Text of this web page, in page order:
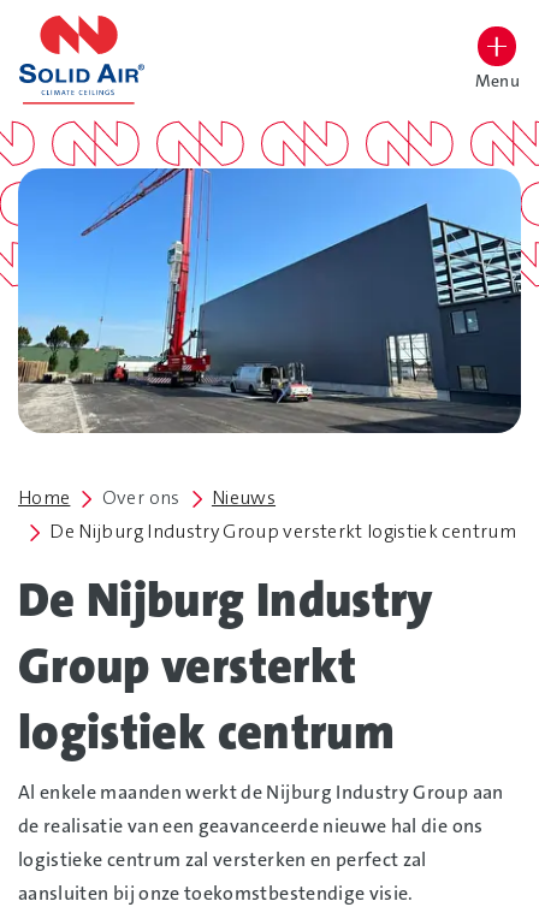
overslaan
Hoog contrast wisselenMenu
Home Over ons
Nieuws
De Nijburg Industry Group versterkt logistiek centrum
De Nijburg Industry
Group versterkt
logistiek centrum
Al enkele maanden werkt de Nijburg Industry Group aan
de realisatie van een geavanceerde nieuwe hal die ons
logistieke centrum zal versterken en perfect zal
aansluiten bij onze toekomstbestendige visie.